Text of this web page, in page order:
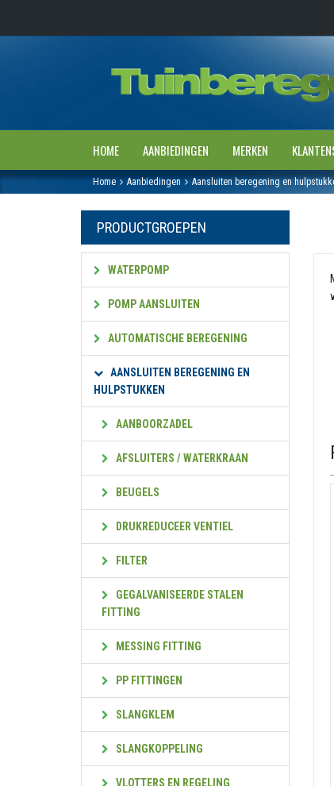
HOME AANBIEDINGEN MERKEN
Home Aanbiedingen Aansluiten beregening en
PRODUCTGROEPEN
WATERPOMP
POMP AANSLUITEN
AUTOMATISCHE BEREGENING
AANSLUITEN BEREGENING EN
HULPSTUKKEN
AANBOORZADEL
AFSLUITERS / WATERKRAAN
BEUGELS
DRUKREDUCEER VENTIEL
FILTER
GEGALVANISEERDE STALEN
FITTING
MESSING FITTING
PP FITTINGEN
SLANGKLEM
SLANGKOPPELING
VLOTTERS EN REGELING